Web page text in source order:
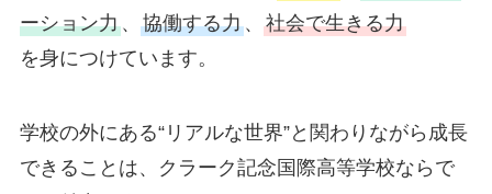
ーション力、 協働する力、 社会で生きる力
を身につけています。
学校の外にある“リアルな世界”と関わりながら成長
できることは、クラーク記念国際高等学校ならで